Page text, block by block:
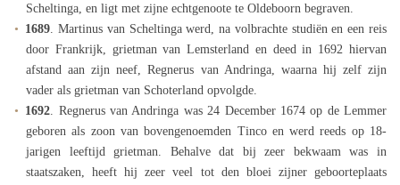
Scheltinga, en ligt met zijne echtgenoote te Oldeboorn begraven.
1689. Martinus van Scheltinga werd, na volbrachte studiën en een reis
door Frankrijk, grietman van Lemsterland en deed in 1692 hiervan
afstand aan zijn neef, Regnerus van Andringa, waarna hij zelf zijn
vader als grietman van Schoterland opvolgde.
1692. Regnerus van Andringa was 24 December 1674 op de Lemmer
geboren als zoon van bovengenoemden Tinco en werd reeds op 18-
jarigen leeftijd grietman. Behalve dat bij zeer bekwaam was in
staatszaken, heeft hij zeer veel tot den bloei zijner geboorteplaats